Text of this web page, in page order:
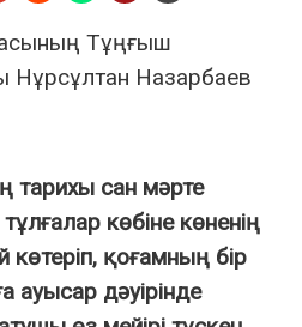
Тұңғыш
Нұрсұлтан Назарбаев
тарихы сан мәрте
көбіне көненің
қоғамның бір
ауысар дәуірінде